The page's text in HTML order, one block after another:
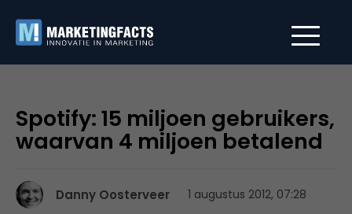
Spotify: 15 miljoen gebruikers,
waarvan 4 miljoen betalend
Danny Oosterveer 1 augustus 2012, 07:28